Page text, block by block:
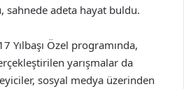
sahnede adeta hayat buldu.
Yılbaşı Özel programında,
yarışmalar da
sosyal medya üzerinden